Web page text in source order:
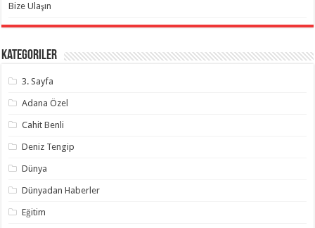
Bize Ulaşın
Kategoriler
3. Sayfa
Adana Özel
Cahit Benli
Deniz Tengip
Dünya
Dünyadan Haberler
Eğitim